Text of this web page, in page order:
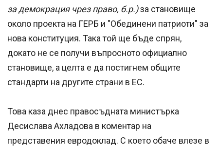
за демокрация чрез право, б.р.)за становище
около проекта на ГЕРБ и "Обединени патриоти" за
нова конституция. Така той ще бъде спрян,
докато не се получи въпросното официално
становище, а целта е да постигнем общите
стандарти на другите страни в ЕС.
Това каза днес правосъдната министърка
Десислава Ахладова в коментар на
представения евродоклад. С което обаче влезе в